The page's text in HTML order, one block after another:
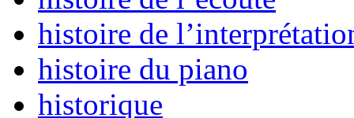
histoire de
histoire du piano
historique